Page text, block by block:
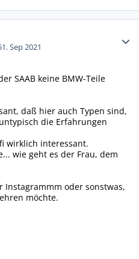
1. Sep 2021
SAAB keine BMW-Teile
daß hier auch Typen sind,
die Erfahrungen
wirklich interessant.
wie geht es der Frau, dem
Instagrammm oder sonstwas,
möchte.